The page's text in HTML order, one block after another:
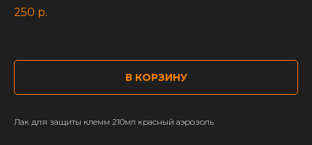
250 р.
В КОРЗИНУ
Лак для защиты клемм 210мл красный аэрозоль